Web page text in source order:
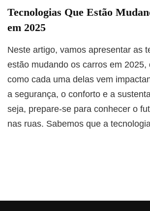
Tecnologias Que Estão
em 2025
Neste artigo, vamos apresentar as
estão mudando os carros em 2025,
como cada uma delas vem
a segurança, o conforto e a
seja, prepare-se para conhecer o
nas ruas. Sabemos que a